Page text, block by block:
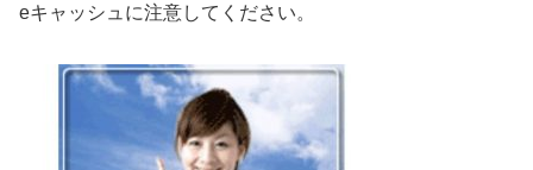
eキャッシュに注意してください。